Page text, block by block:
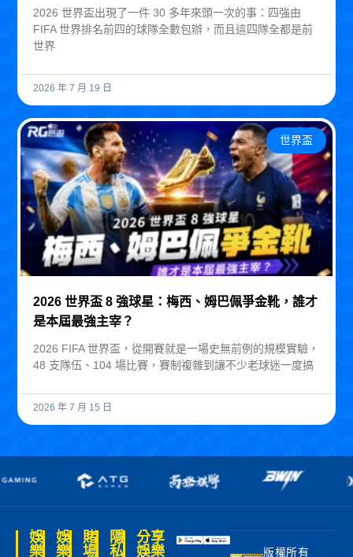
2026 世界盃出現了一件 30 多年來頭一次的事：四強由
FIFA 世界排名前四的球隊全數包辦，而且這四隊全都是前
世界
2026 年 7 月 19 日
世界盃
2026 世界盃 8 強球星：梅西、姆巴佩爭金靴，誰才
是本屆最強主宰？
2026 FIFA 世界盃，從開賽就是一場史無前例的規模實驗，
48 支隊伍、104 場比賽，賽制複雜到讓不少老球迷一度搞
2026 年 7 月 15 日
娛
樂
娛
樂
賭
場
隱
私
分享
娛樂
版權所有